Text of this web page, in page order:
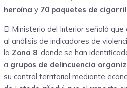
heroína y 70 paquetes de
El Ministerio del Interior señaló
al análisis de indicadores de
la Zona 8, donde se han
a grupos de delincuencia
su control territorial mediante